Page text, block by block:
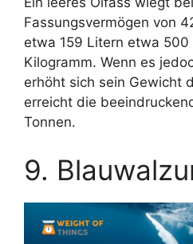
Fassungsvermögen von
etwa 159 Litern etwa 500
Kilogramm. Wenn es
erhöht sich sein Gewicht
erreicht die
Tonnen.
9.